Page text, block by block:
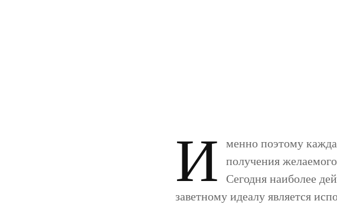
И
менно поэтому
получения
Сегодня наиболее
заветному идеалу является